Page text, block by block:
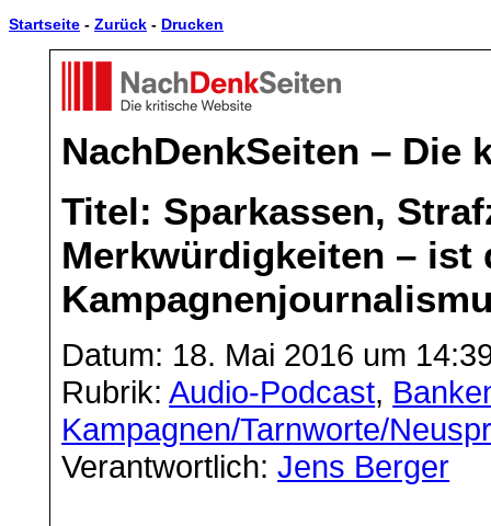
Startseite - Zurück - Drucken
NachDenkSeiten – Die
Titel: Sparkassen,
Merkwürdigkeiten – ist
Datum: 18. Mai 2016 um
Rubrik:Audio-Podcast,
Kampagnen/Tarnworte/
Verantwortlich:Jens Berger